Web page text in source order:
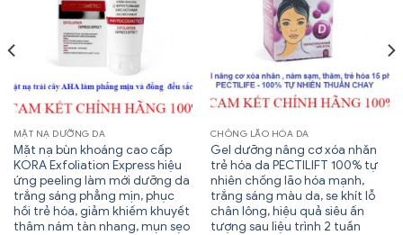
MẶT NẠ DƯỠNG DA
Mặt nạ bùn khoáng cao cấp
KORA Exfoliation Express hiệu
ứng peeling làm mới dưỡng da
trắng sáng phẳng mịn, phục
hồi trẻ hóa, giảm khiếm khuyết
thâm nám tàn nhang, mụn sẹo
CHỐNG LÃO HÓA DA
Gel dưỡng nâng cơ xóa nhăn
trẻ hóa da PECTILIFT 100% tự
nhiên chống lão hóa mạnh,
trắng sáng màu da, se khít lỗ
chân lông, hiệu quả siêu ấn
tượng sau liệu trình 2 tuần